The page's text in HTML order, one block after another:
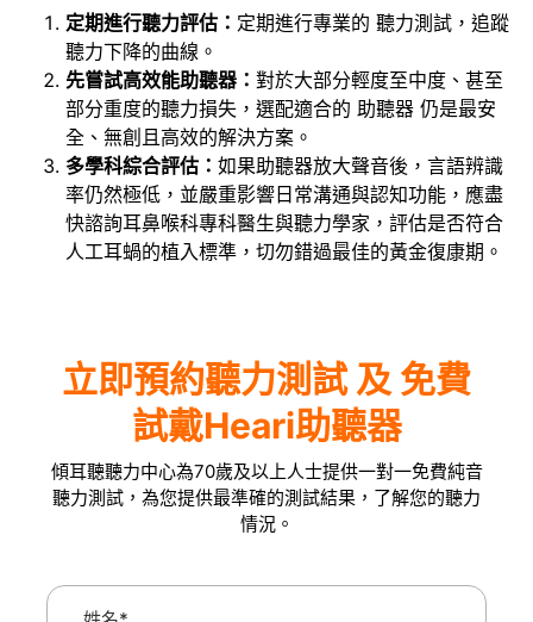
定期進行聽力評估： 定期進行專業的 聽力測試，追蹤
聽力下降的曲線。
先嘗試高效能助聽器： 對於大部分輕度至中度、甚至
部分重度的聽力損失，選配適合的 助聽器 仍是最安
全、無創且高效的解決方案。
多學科綜合評估： 如果助聽器放大聲音後，言語辨識
率仍然極低，並嚴重影響日常溝通與認知功能，應盡
快諮詢耳鼻喉科專科醫生與聽力學家，評估是否符合
人工耳蝸的植入標準，切勿錯過最佳的黃金復康期。
立即預約聽力測試 及 免費
試戴Heari助聽器
傾耳聽聽力中心為70歲及以上人士提供一對一免費純音
聽力測試，為您提供最準確的測試結果，了解您的聽力
情況。